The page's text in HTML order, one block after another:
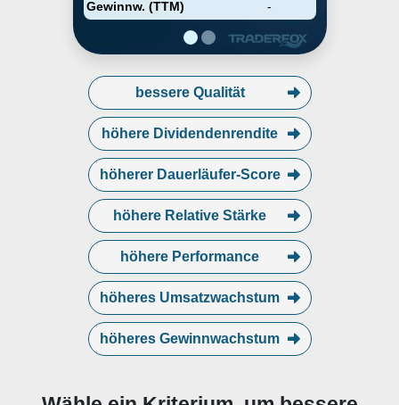
Gewinnw. (TTM)
-
bessere Qualität
höhere Dividendenrendite
höherer Dauerläufer-Score
höhere Relative Stärke
höhere Performance
höheres Umsatzwachstum
höheres Gewinnwachstum